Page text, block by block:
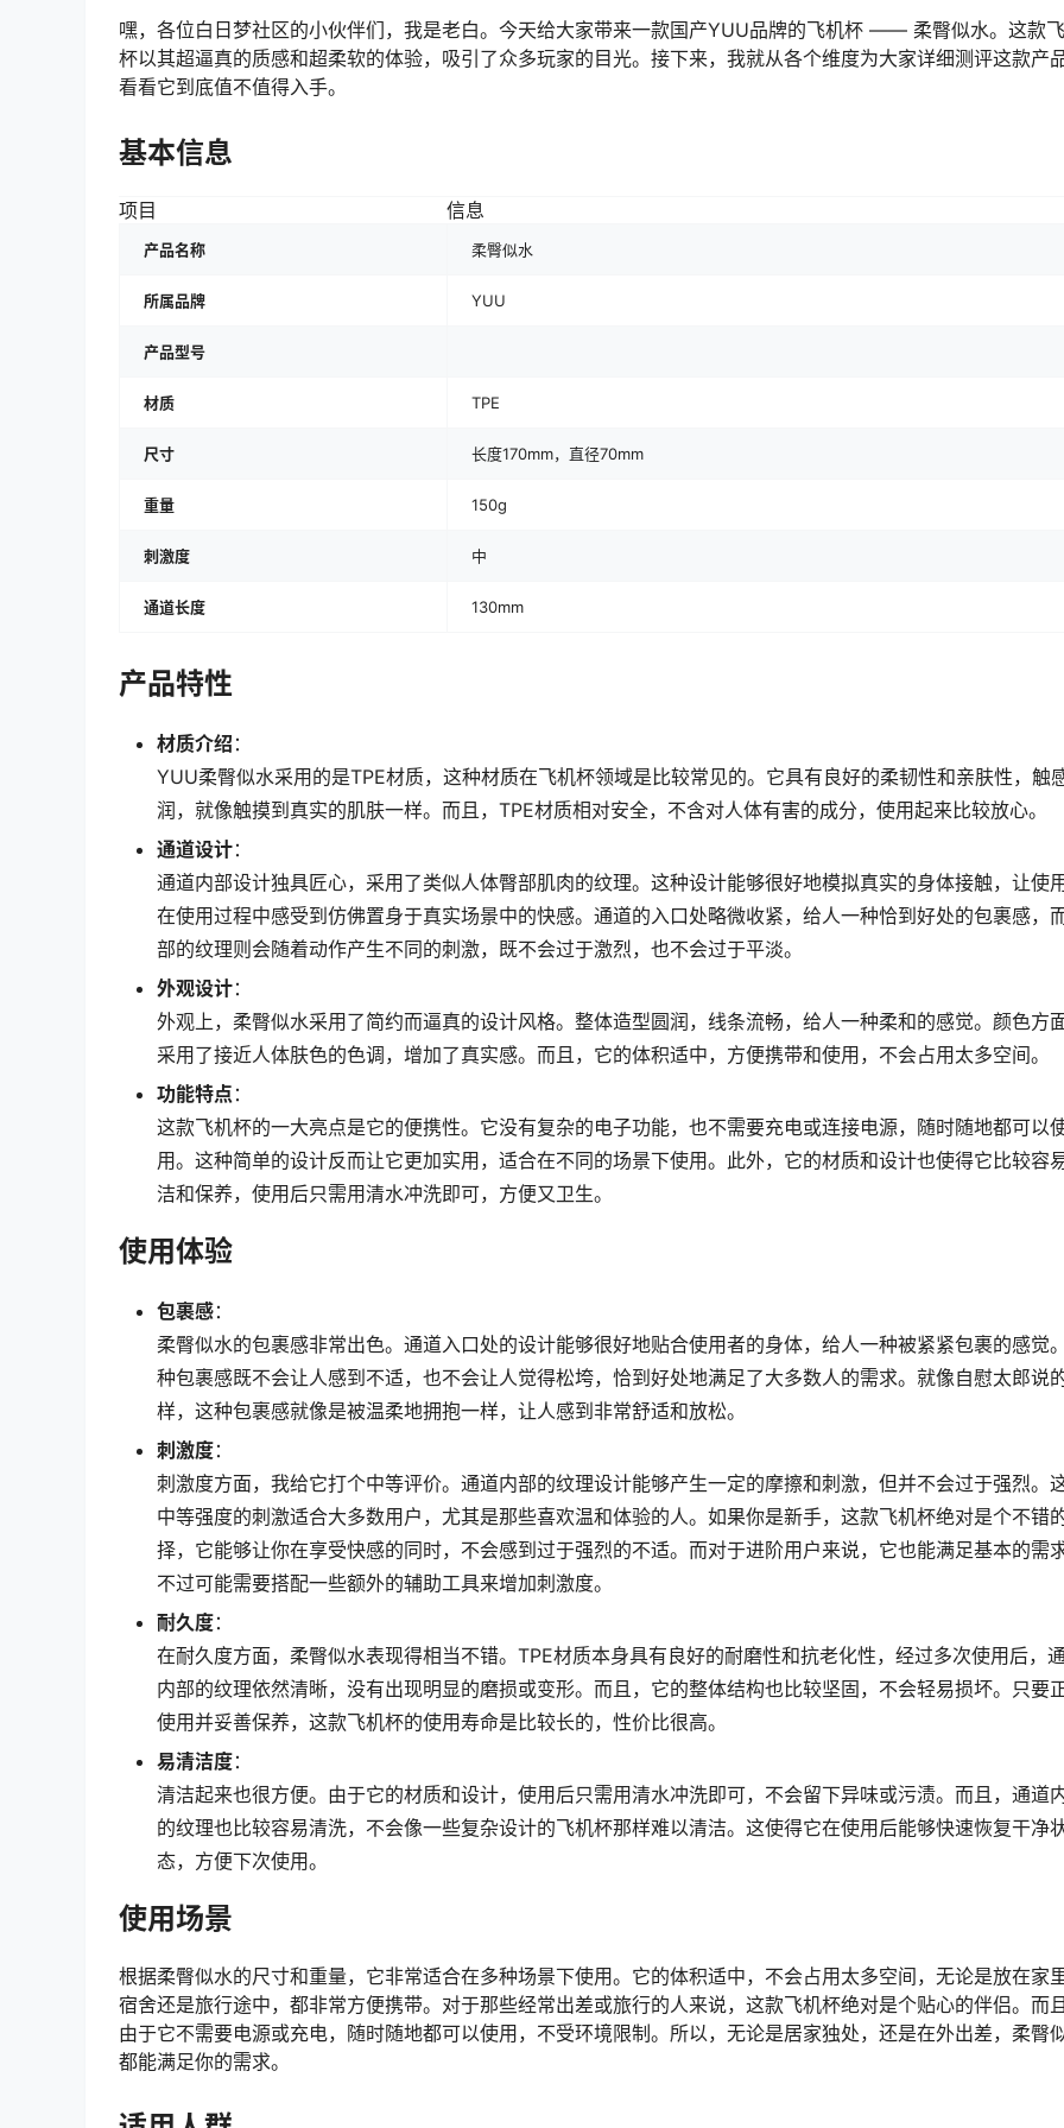
嘿，各位白日梦社区的小伙伴们，我是老白。今天给大家带来一款国产YUU品牌的飞机杯 —— 柔臀似水。这款
杯以其超逼真的质感和超柔软的体验，吸引了众多玩家的目光。接下来，我就从各个维度为大家详细测评这款产品
看看它到底值不值得入手。
基本信息
项目 信息
产品名称 柔臀似水
所属品牌 YUU
产品型号
材质 TPE
尺寸 长度170mm，直径70mm
重量 150g
刺激度 中
通道长度 130mm
产品特性
材质介绍 ：
YUU柔臀似水采用的是TPE材质，这种材质在飞机杯领域是比较常见的。它具有良好的柔韧性和亲肤性，触
润，就像触摸到真实的肌肤一样。而且，TPE材质相对安全，不含对人体有害的成分，使用起来比较放心。
通道设计：
通道内部设计独具匠心，采用了类似人体臀部肌肉的纹理。这种设计能够很好地模拟真实的身体接触，让使
在使用过程中感受到仿佛置身于真实场景中的快感。通道的入口处略微收紧，给人一种恰到好处的包裹感，
部的纹理则会随着动作产生不同的刺激，既不会过于激烈，也不会过于平淡。
外观设计：
外观上，柔臀似水采用了简约而逼真的设计风格。整体造型圆润，线条流畅，给人一种柔和的感觉。颜色方面
采用了接近人体肤色的色调，增加了真实感。而且，它的体积适中，方便携带和使用，不会占用太多空间。
功能特点 ：
这款飞机杯的一大亮点是它的便携性。它没有复杂的电子功能，也不需要充电或连接电源，随时随地都可以
用。这种简单的设计反而让它更加实用，适合在不同的场景下使用。此外，它的材质和设计也使得它比较容
洁和保养，使用后只需用清水冲洗即可，方便又卫生。
使用体验
包裹感：
柔臀似水的包裹感非常出色。通道入口处的设计能够很好地贴合使用者的身体，给人一种被紧紧包裹的感觉
种包裹感既不会让人感到不适，也不会让人觉得松垮，恰到好处地满足了大多数人的需求。就像自慰太郎说
样，这种包裹感就像是被温柔地拥抱一样，让人感到非常舒适和放松。
刺激度：
刺激度方面，我给它打个中等评价。通道内部的纹理设计能够产生一定的摩擦和刺激，但并不会过于强烈。
中等强度的刺激适合大多数用户，尤其是那些喜欢温和体验的人。如果你是新手，这款飞机杯绝对是个不错
择，它能够让你在享受快感的同时，不会感到过于强烈的不适。而对于进阶用户来说，它也能满足基本的需求
不过可能需要搭配一些额外的辅助工具来增加刺激度。
耐久度：
在耐久度方面，柔臀似水表现得相当不错。TPE材质本身具有良好的耐磨性和抗老化性，经过多次使用后，
内部的纹理依然清晰，没有出现明显的磨损或变形。而且，它的整体结构也比较坚固，不会轻易损坏。只要
使用并妥善保养，这款飞机杯的使用寿命是比较长的，性价比很高。
易清洁度：
清洁起来也很方便。由于它的材质和设计，使用后只需用清水冲洗即可，不会留下异味或污渍。而且，通道
的纹理也比较容易清洗，不会像一些复杂设计的飞机杯那样难以清洁。这使得它在使用后能够快速恢复干净
态，方便下次使用。
使用场景
根据柔臀似水的尺寸和重量，它非常适合在多种场景下使用。它的体积适中，不会占用太多空间，无论是放在家里
宿舍还是旅行途中，都非常方便携带。对于那些经常出差或旅行的人来说，这款飞机杯绝对是个贴心的伴侣。而且
由于它不需要电源或充电，随时随地都可以使用，不受环境限制。所以，无论是居家独处，还是在外出差，柔臀
都能满足你的需求。